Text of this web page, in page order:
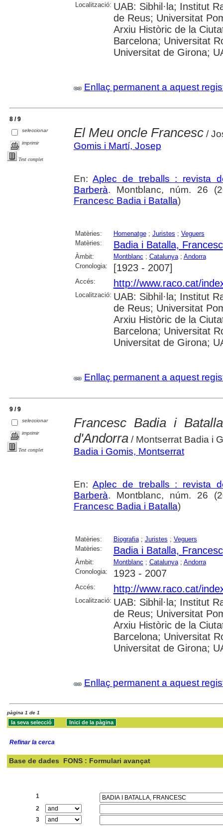
Localització: UAB: Sibhil·la; Institut
de Reus; Universitat
Arxiu Històric de la
Barcelona; Universitat
Universitat de Girona;
Enllaç permanent a aquest
8 / 9
seleccionar
imprimir
Text complet
El Meu oncle Francesc/
Gomis i Martí, Josep
En:Aplec de treballs : revista
Barberà. Montblanc, núm. 26
Francesc Badia i Batalla)
Matèries: Homenatge; Juristes ; Veguers
Matèries:
Badia i Batalla, Francesc
Àmbit: Montblanc ; Catalunya; Andorra
Cronologia:
[1923 - 2007]
Accés: http://www.raco.cat/
Localització: UAB: Sibhil·la; Institut
de Reus; Universitat
Arxiu Històric de la
Barcelona; Universitat
Universitat de Girona;
Enllaç permanent a aquest
9 / 9
seleccionar
imprimir
Text complet
Francesc Badia i
d'Andorra/ Montserrat Badia i
Badia i Gomis, Montserrat
En:Aplec de treballs : revista
Barberà. Montblanc, núm. 26
Francesc Badia i Batalla)
Matèries: Biografia; Juristes ; Veguers
Matèries:
Badia i Batalla, Francesc
Àmbit: Montblanc ; Catalunya; Andorra
Cronologia:
1923 - 2007
Accés: http://www.raco.cat/
Localització: UAB: Sibhil·la; Institut
de Reus; Universitat
Arxiu Històric de la
Barcelona; Universitat
Universitat de Girona;
Enllaç permanent a aquest
pàgina 1 de 1
Refinar la cerca
Base de dades FONS : Formulari avançat
1
2
3